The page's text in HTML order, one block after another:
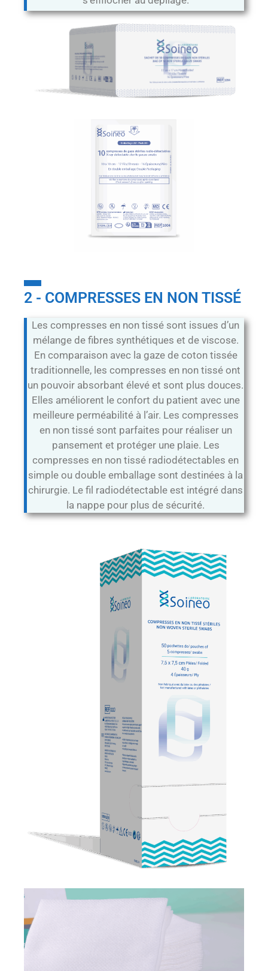
2 - COMPRESSES EN NON TISSÉ
Les compresses en non tissé sont issues d’un
mélange de fibres synthétiques et de viscose.
En comparaison avec la gaze de coton tissée
traditionnelle, les compresses en non tissé ont
un pouvoir absorbant élevé et sont plus douces.
Elles améliorent le confort du patient avec une
meilleure perméabilité à l’air. Les compresses
en non tissé sont parfaites pour réaliser un
pansement et protéger une plaie. Les
compresses en non tissé radiodétectables en
simple ou double emballage sont destinées à la
chirurgie. Le fil radiodétectable est intégré dans
la nappe pour plus de sécurité.